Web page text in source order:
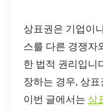
상표권은 기업이
스를 다른 경쟁자
한 법적 권리입니
장하는 경우, 상
이번 글에서는 상